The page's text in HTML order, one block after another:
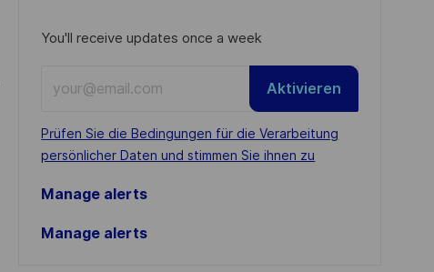
You'll receive updates once a week
Email
address
(Required)
Required
Prüfen Sie die Bedingungen für die Verarbeitung
persönlicher Daten und stimmen Sie ihnen zu
Aktivieren
Manage alerts
Manage alerts